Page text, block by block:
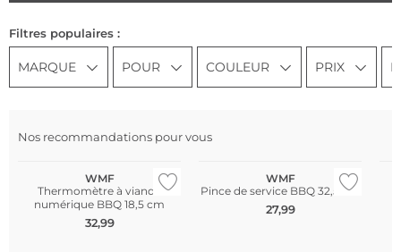
Filtres populaires :
MARQUE POUR COULEUR PRIX
Nos recommandations pour vous
WMF
Thermomètre à viande
numérique BBQ 18,5 cm
32,99
WMF
Pince de service BBQ 32,5 cm
27,99